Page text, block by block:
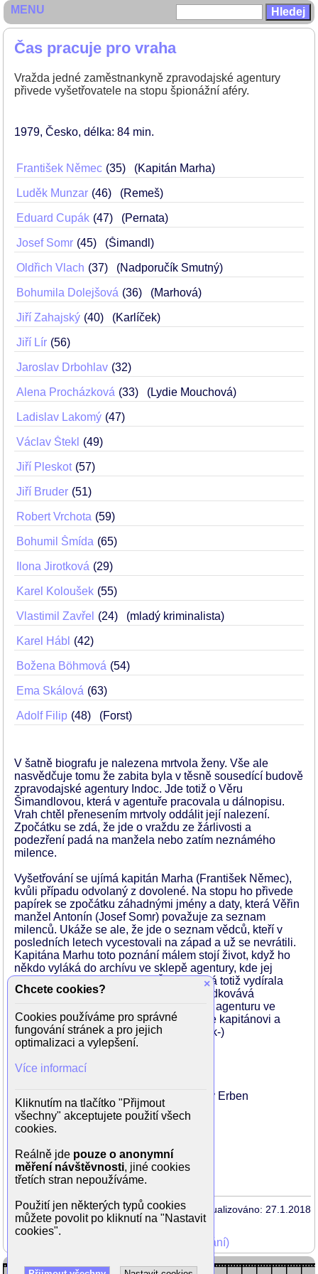
Čas pracuje pro vraha
Vražda jedné zaměstnankyně zpravodajské agentury
přivede vyšetřovatele na stopu špionážní aféry.
1979 Česko délka: 84 min
František Němec 35 (Kapitán Marha)
Luděk Munzar 46 (Remeš)
Eduard Cupák 47 (Pernata)
Josef Somr 45 (Šimandl)
Oldřich Vlach 37 (Nadporučík Smutný)
Bohumila Dolejšová 36 (Marhová)
Jiří Zahajský 40 (Karlíček)
Jiří Lír 56
Jaroslav Drbohlav 32
Alena Procházková 33 (Lydie Mouchová)
Ladislav Lakomý 47
Václav Štekl 49
Jiří Pleskot 57
Jiří Bruder 51
Robert Vrchota 59
Bohumil Šmída 65
Ilona Jirotková 29
Karel Koloušek 55
Vlastimil Zavřel 24 (mladý kriminalista)
Karel Hábl 42
Božena Böhmová 54
Ema Skálová 63
Adolf Filip 48 (Forst)
V šatně biografu je nalezena mrtvola ženy. Vše ale
nasvědčuje tomu že zabita byla v těsně sousedící budově
zpravodajské agentury Indoc. Jde totiž o Věru
Šimandlovou, která v agentuře pracovala u dálnopisu.
Vrah chtěl přenesením mrtvoly oddálit její nalezení.
Zpočátku se zdá, že jde o vraždu ze žárlivosti a
podezření padá na manžela nebo zatím neznámého
milence.
Vyšetřování se ujímá kapitán Marha (František Němec),
kvůli případu odvolaný z dovolené. Na stopu ho přivede
papírek se zpočátku záhadnými jmény a daty, která Věřin
manžel Antonín (Josef Somr) považuje za seznam
milenců. Ukáže se ale, že jde o seznam vědců, kteří v
posledních letech vycestovali na západ a už se nevrátili.
Kapitána Marhu toto poznání málem stojí život, když ho
někdo vyláká do archívu ve sklepě agentury, kde jej
omráčí a archív zapálí. Věra Šimandlová totiž vydírala
organizátora, který těmto lidem zprostředkovává
zahraniční kontakty přes zpravodajskou agenturu ve
Vídni. S pomocí manžela zavražděné se kapitánovi a
jeho lidem podaří pachatele usvědčit. (-k-)
Scénář: Jiří Hanibal
Předloha: Efektivně mrtvá žena - Václav Erben
Kamera: Josef Pávek
Hudba: Jan Hrábek
Dále hrají:
V. Blažek
Aktualizováno: 27.1.2018
Mohli jste vidět v TV (zobrazit starší vysílání)
MENU
×
Chcete cookies?
Cookies používáme pro správné
fungování stránek a pro jejich
optimalizaci a vylepšení.
Více informací
Kliknutím na tlačítko "Přijmout
všechny" akceptujete použití všech
cookies.
Reálně jde pouze o anonymní
měření návštěvnosti, jiné cookies
třetích stran nepoužíváme.
Použití jen některých typů cookies
můžete povolit po kliknutí na "Nastavit
cookies".